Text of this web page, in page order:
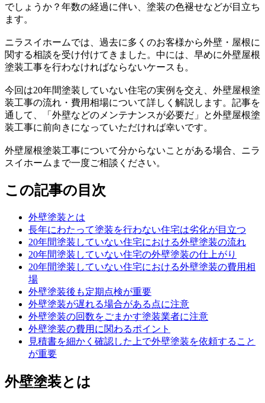
でしょうか？年数の経過に伴い、塗装の色褪せなどが目立ち
ます。
ニラスイホームでは、過去に多くのお客様から外壁・屋根に
関する相談を受け付けてきました。中には、早めに外壁屋根
塗装工事を行わなければならないケースも。
今回は20年間塗装していない住宅の実例を交え、外壁屋根塗
装工事の流れ・費用相場について詳しく解説します。記事を
通して、「外壁などのメンテナンスが必要だ」と外壁屋根塗
装工事に前向きになっていただければ幸いです。
外壁屋根塗装工事について分からないことがある場合、ニラ
スイホームまで一度ご相談ください。
この記事の目次
外壁塗装とは
長年にわたって塗装を行わない住宅は劣化が目立つ
20年間塗装していない住宅における外壁塗装の流れ
20年間塗装していない住宅の外壁塗装の仕上がり
20年間塗装していない住宅における外壁塗装の費用相
場
外壁塗装後も定期点検が重要
外壁塗装が遅れる場合がある点に注意
外壁塗装の回数をごまかす塗装業者に注意
外壁塗装の費用に関わるポイント
見積書を細かく確認した上で外壁塗装を依頼すること
が重要
外壁塗装とは